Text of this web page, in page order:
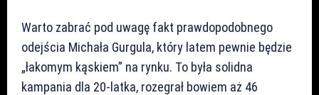
Warto zabrać pod uwagę fakt prawdopodobnego
odejścia Michała Gurgula, który latem pewnie będzie
„łakomym kąskiem” na rynku. To była solidna
kampania dla 20-latka, rozegrał bowiem aż 46